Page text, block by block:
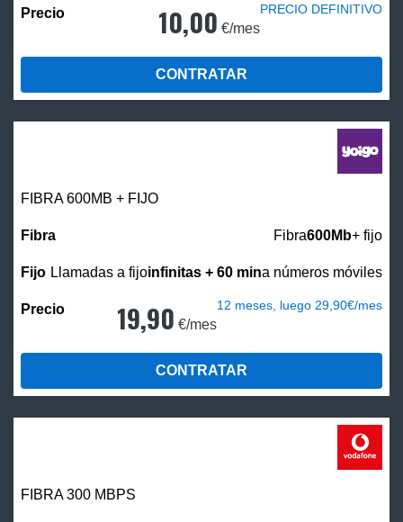
10,00 €/mes
PRECIO DEFINITIVO
CONTRATAR
FIBRA 600MB + FIJO
Fibra600Mb+ fijo
Llamadas a fijoinfinitas + 60 mina números móviles
19,90 €/mes
12 meses, luego 29,90€/mes
CONTRATAR
FIBRA 300 MBPS